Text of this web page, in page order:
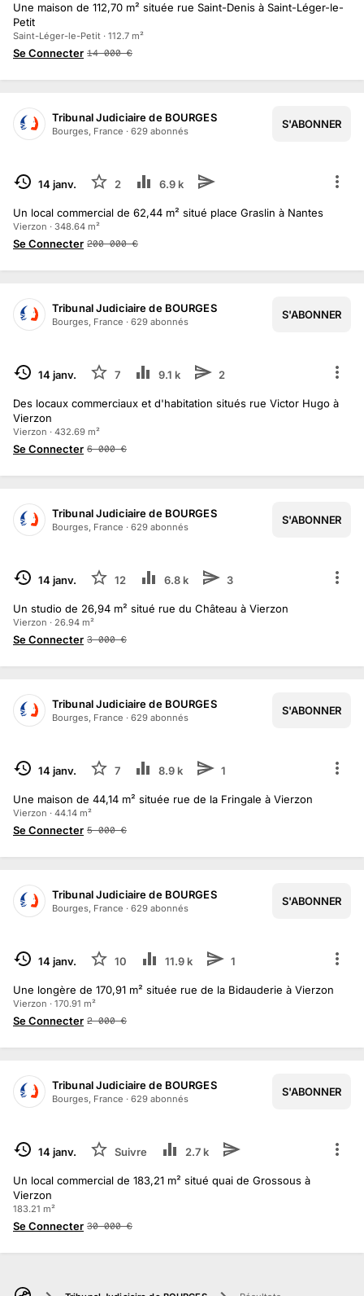
Une maison de 112,70 m² située rue Saint-Denis à Saint-Léger-le-
Petit
Saint-Léger-le-Petit · 112.7 m²
Se Connecter 14 000 €
Tribunal Judiciaire de BOURGES
Bourges, France · 629 abonnés
S'ABONNER
TERMINÉ14 janv. 2 6.9 k
Un local commercial de 62,44 m² situé place Graslin à Nantes
Vierzon · 348.64 m²
Se Connecter 200 000 €
Tribunal Judiciaire de BOURGES
Bourges, France · 629 abonnés
S'ABONNER
TERMINÉ14 janv. 7 9.1 k 2
Des locaux commerciaux et d'habitation situés rue Victor Hugo à
Vierzon
Vierzon · 432.69 m²
Se Connecter 6 000 €
Tribunal Judiciaire de BOURGES
Bourges, France · 629 abonnés
S'ABONNER
TERMINÉ14 janv. 12 6.8 k 3
Un studio de 26,94 m² situé rue du Château à Vierzon
Vierzon · 26.94 m²
Se Connecter 3 000 €
Tribunal Judiciaire de BOURGES
Bourges, France · 629 abonnés
S'ABONNER
TERMINÉ14 janv. 7 8.9 k 1
Une maison de 44,14 m² située rue de la Fringale à Vierzon
Vierzon · 44.14 m²
Se Connecter 5 000 €
Tribunal Judiciaire de BOURGES
Bourges, France · 629 abonnés
S'ABONNER
TERMINÉ14 janv. 10 11.9 k 1
Une longère de 170,91 m² située rue de la Bidauderie à Vierzon
Vierzon · 170.91 m²
Se Connecter 2 000 €
Tribunal Judiciaire de BOURGES
Bourges, France · 629 abonnés
S'ABONNER
TERMINÉ14 janv. Suivre 2.7 k
Un local commercial de 183,21 m² situé quai de Grossous à
Vierzon
183.21 m²
Se Connecter 30 000 €